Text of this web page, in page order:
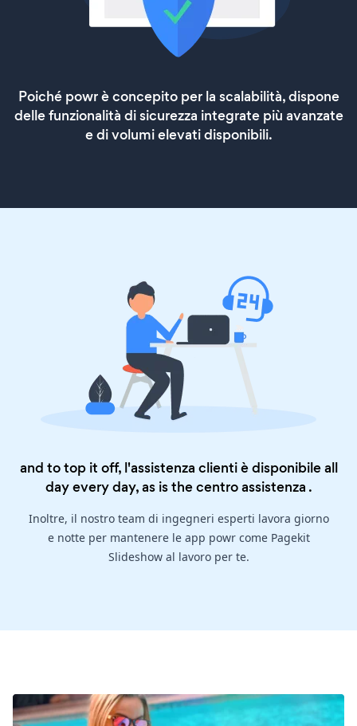
Poiché powr è concepito per la scalabilità, dispone
delle funzionalità di sicurezza integrate più avanzate
e di volumi elevati disponibili.
and to top it off, l'assistenza clienti è disponibile all
day every day, as is thecentro assistenza .
Inoltre, il nostro team di ingegneri esperti lavora giorno
e notte per mantenere le app powr come Pagekit
Slideshow al lavoro per te.